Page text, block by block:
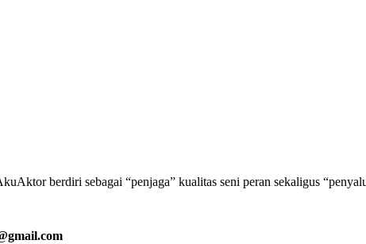
berdiri sebagai “penjaga” kualitas seni peran sekaligus